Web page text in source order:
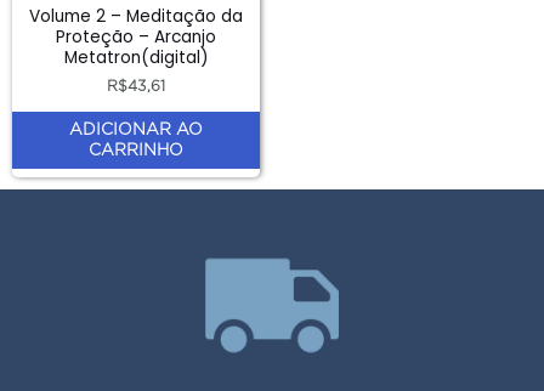
Volume 2 – Meditação da
Proteção – Arcanjo
Metatron(digital)
R$43,61
ADICIONAR AO
CARRINHO